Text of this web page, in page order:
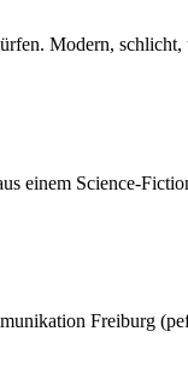
Modern,
einem Science-
Freiburg